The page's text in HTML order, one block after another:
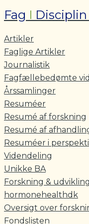
Fag I Disciplin
Artikler
Faglige Artikler
Journalistik
Fagfællebedømte
Årssamlinger
Resuméer
Resumé af forskning
Resumé af
Resuméer i
Videndeling
Unikke BA
Forskning & udvikling
hormonehealthdk
Oversigt over
Fondslisten